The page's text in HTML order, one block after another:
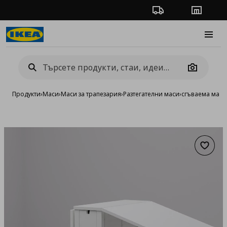
Проследяване на
Camera
Продукти›Маси›Маси за трапезария›Разтегателни маси›сгъваема маса